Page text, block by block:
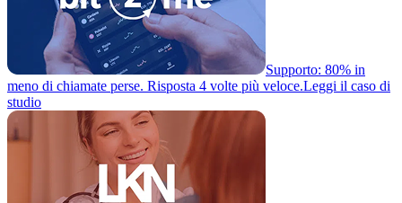
Supporto: 80% in
meno di chiamate perse. Risposta 4 volte più veloce.Leggi il caso di
studio